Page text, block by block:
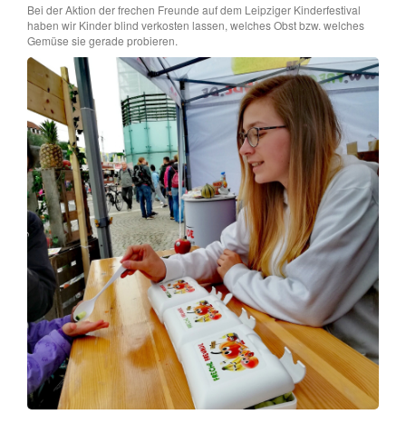
Bei der Aktion der frechen Freunde auf dem Leipziger Kinderfestival
haben wir Kinder blind verkosten lassen, welches Obst bzw. welches
Gemüse sie gerade probieren.